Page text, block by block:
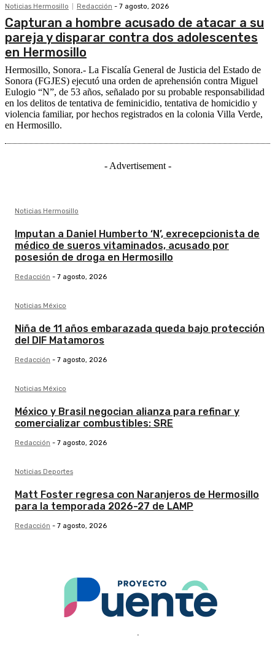
Noticias Hermosillo Redacción - 7 agosto, 2026
Capturan a hombre acusado de atacar a su
pareja y disparar contra dos adolescentes
en Hermosillo
Hermosillo, Sonora.- La Fiscalía General de Justicia del Estado de
Sonora (FGJES) ejecutó una orden de aprehensión contra Miguel
Eulogio “N”, de 53 años, señalado por su probable responsabilidad
en los delitos de tentativa de feminicidio, tentativa de homicidio y
violencia familiar, por hechos registrados en la colonia Villa Verde,
en Hermosillo.
- Advertisement -
Noticias Hermosillo
Imputan a Daniel Humberto ‘N’, exrecepcionista de
médico de sueros vitaminados, acusado por
posesión de droga en Hermosillo
Redacción - 7 agosto, 2026
Noticias México
Niña de 11 años embarazada queda bajo protección
del DIF Matamoros
Redacción - 7 agosto, 2026
Noticias México
México y Brasil negocian alianza para refinar y
comercializar combustibles: SRE
Redacción - 7 agosto, 2026
Noticias Deportes
Matt Foster regresa con Naranjeros de Hermosillo
para la temporada 2026-27 de LAMP
Redacción - 7 agosto, 2026
.